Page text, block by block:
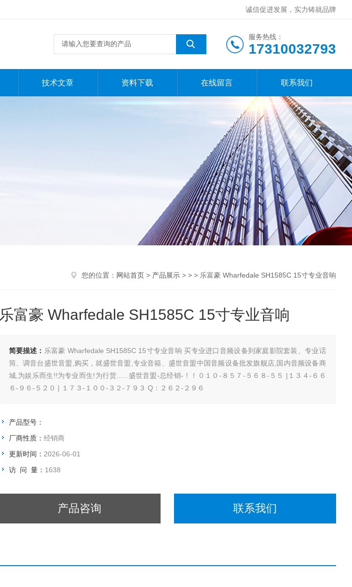
诚信促进发展，实力铸就品牌
服务热线：
17310032793
技术文章 资料下载 在线留言 联系我们
您的位置： 网站首页 > 产品展示 > > > 乐富豪 Wharfedale SH1585C 15寸专业音响
乐富豪 Wharfedale SH1585C 15寸专业音响
简要描述： 乐富豪 Wharfedale SH1585C 15寸专业音响 买专业进口音频设备到家庭影院套装、专业话
筒、调音台盛世音盟,购买，就盛世音盟,专业音箱、盛世音盟中国音频设备批发旗舰店,国内音频设备商
城,为娱乐而生!!为专业而生!为行货......盛世音盟-总经销-！！０１０-８５７-５６８-５５ |１３４-６６
６-９６-５２０ | １７３-１００-３２-７９３ Q：２６２-２９６
产品型号：
厂商性质： 经销商
更新时间： 2026-06-01
访 问 量： 1638
产品咨询 联系我们